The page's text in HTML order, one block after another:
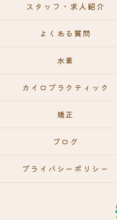
スタッフ・求人紹介
よくある質問
水素
カイロプラクティック
矯正
ブログ
プライバシーポリシー